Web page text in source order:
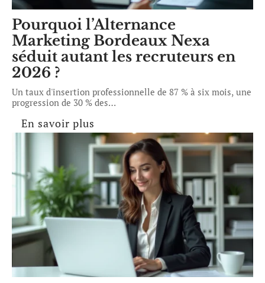
Pourquoi l’Alternance
Marketing Bordeaux Nexa
séduit autant les recruteurs en
2026 ?
Un taux d'insertion professionnelle de 87 % à six mois, une
progression de 30 % des…
En savoir plus